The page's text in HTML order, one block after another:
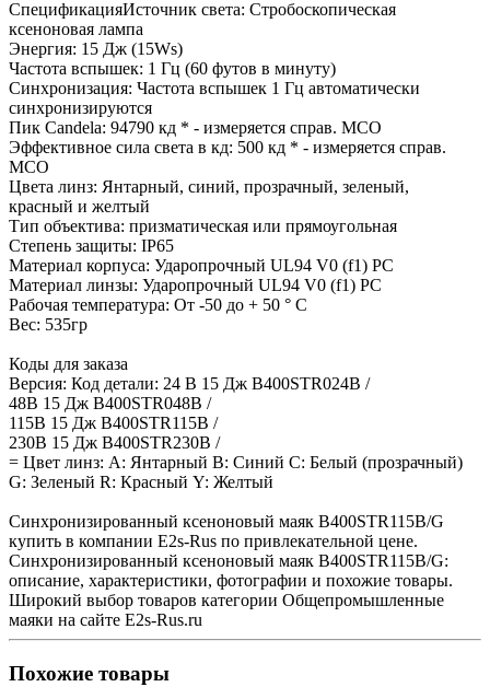
СпецификацияИсточник света: Стробоскопическая
ксеноновая лампа
Энергия: 15 Дж (15Ws)
Частота вспышек: 1 Гц (60 футов в минуту)
Синхронизация: Частота вспышек 1 Гц автоматически
синхронизируются
Пик Candela: 94790 кд * - измеряется справ. МСО
Эффективное сила света в кд: 500 кд * - измеряется справ.
МСО
Цвета линз: Янтарный, синий, прозрачный, зеленый,
красный и желтый
Тип объектива: призматическая или прямоугольная
Степень защиты: IP65
Материал корпуса: Ударопрочный UL94 V0 (f1) PC
Материал линзы: Ударопрочный UL94 V0 (f1) PC
Рабочая температура: От -50 до + 50 ° C
Вес: 535гр
Коды для заказа
Версия: Код детали: 24 В 15 Дж B400STR024B /
48В 15 Дж B400STR048B /
115В 15 Дж B400STR115B /
230В 15 Дж B400STR230B /
= Цвет линз: А: Янтарный B: Синий C: Белый (прозрачный)
G: Зеленый R: Красный Y: Желтый
Синхронизированный ксеноновый маяк B400STR115B/G
купить в компании E2s-Rus по привлекательной цене.
Синхронизированный ксеноновый маяк B400STR115B/G:
описание, характеристики, фотографии и похожие товары.
Широкий выбор товаров категории Общепромышленные
маяки на сайте E2s-Rus.ru
Похожие товары